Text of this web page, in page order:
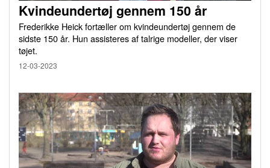
Kvindeundertøj gennem 150 år
Frederikke Heick fortæller om kvindeundertøj gennem de
sidste 150 år. Hun assisteres af talrige modeller, der viser
tøjet.
12-03-2023